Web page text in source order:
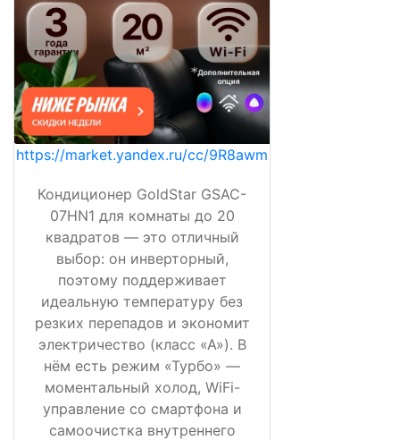
https://market.yandex.ru/cc/9R8awm
Кондиционер GoldStar GSAC-
07HN1 для комнаты до 20
квадратов — это отличный
выбор: он инверторный,
поэтому поддерживает
идеальную температуру без
резких перепадов и экономит
электричество (класс «А»). В
нём есть режим «Турбо» —
моментальный холод, WiFi-
управление со смартфона и
самоочистка внутреннего